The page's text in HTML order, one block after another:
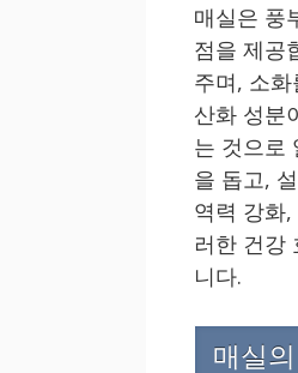
매실은 풍
점을 제공
주며, 소
산화 성분
는 것으로
을 돕고,
역력 강화
러한 건강
니다.
매실